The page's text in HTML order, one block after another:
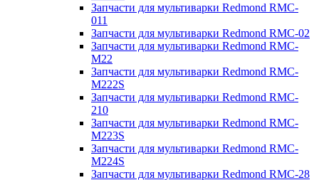
Запчасти для мультиварки Redmond RMC-
011
Запчасти для мультиварки Redmond RMC-02
Запчасти для мультиварки Redmond RMC-
M22
Запчасти для мультиварки Redmond RMC-
M222S
Запчасти для мультиварки Redmond RMC-
210
Запчасти для мультиварки Redmond RMC-
M223S
Запчасти для мультиварки Redmond RMC-
M224S
Запчасти для мультиварки Redmond RMC-28